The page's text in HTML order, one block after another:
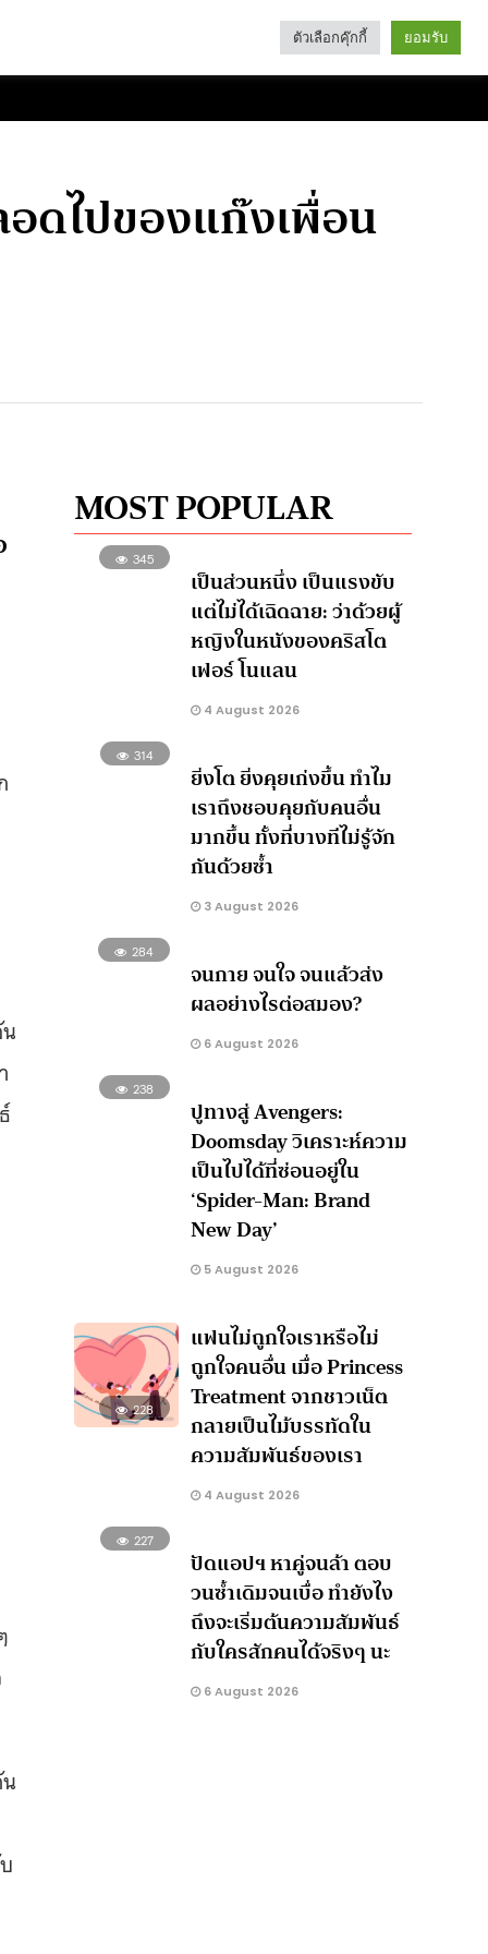
Categories
ดไปของแก๊งเพื่อน
MOST POPULAR
345
เป็นส่วนหนึ่ง เป็นแรงขับ
แต่ไม่ได้เฉิดฉาย: ว่าด้วยผู้
หญิงในหนังของคริสโต
เฟอร์ โนแลน
4 August 2026
314
ยิ่งโต ยิ่งคุยเก่งขึ้น ทำไม
เราถึงชอบคุยกับคนอื่น
มากขึ้น ทั้งที่บางทีไม่รู้จัก
กันด้วยซ้ำ
3 August 2026
284
จนกาย จนใจ จนแล้วส่ง
ผลอย่างไรต่อสมอง?
6 August 2026
238
ปูทางสู่ Avengers:
Doomsday วิเคราะห์ความ
เป็นไปได้ที่ซ่อนอยู่ใน
‘Spider-Man: Brand
New Day’
5 August 2026
228
แฟนไม่ถูกใจเราหรือไม่
ถูกใจคนอื่น เมื่อ Princess
Treatment จากชาวเน็ต
กลายเป็นไม้บรรทัดใน
ความสัมพันธ์ของเรา
4 August 2026
227
ปัดแอปฯ หาคู่จนล้า ตอบ
วนซ้ำเดิมจนเบื่อ ทำยังไง
ถึงจะเริ่มต้นความสัมพันธ์
กับใครสักคนได้จริงๆ นะ
6 August 2026
ตัวเลือกคุ๊กกี้ ยอมรับ